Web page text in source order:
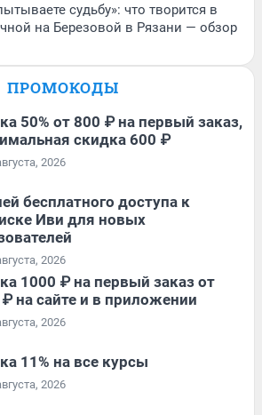
судьбу»: что творится в
на Березовой в Рязани — обзор
ПРОМОКОДЫ
50% от 800 ₽ на первый заказ,
скидка 600 ₽
2026
бесплатного доступа к
Иви для новых
2026
1000 ₽ на первый заказ от
на сайте и в приложении
2026
11% на все курсы
2026